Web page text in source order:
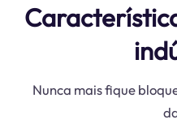
Nunca mais fique